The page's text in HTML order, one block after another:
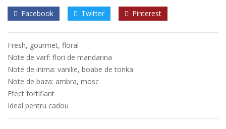
Facebook Twitter Pinterest
Fresh, gourmet, floral
Note de varf: flori de mandarina
Note de inima: vanilie, boabe de tonka
Note de baza: ambra, mosc
Efect fortifiant
Ideal pentru cadou